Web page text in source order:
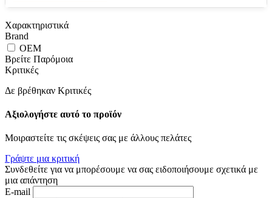
Χαρακτηριστικά
Brand
OEM
Βρείτε Παρόμοια
Κριτικές
Δε βρέθηκαν Κριτικές
Αξιολογήστε αυτό το προϊόν
Μοιραστείτε τις σκέψεις σας με άλλους πελάτες
Γράψτε μια κριτική
Συνδεθείτε για να μπορέσουμε να σας ειδοποιήσουμε σχετικά με
μια απάντηση
E-mail